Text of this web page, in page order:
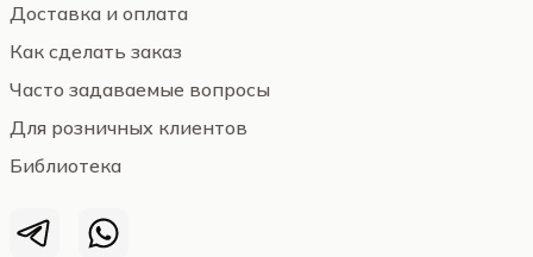
Доставка и оплата
Как сделать заказ
Часто задаваемые вопросы
Для розничных клиентов
Библиотека